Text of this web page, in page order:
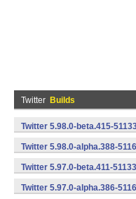
Twitter Builds
Twitter 5.98.0-beta.415-
Twitter 5.98.0-alpha.388-
Twitter 5.97.0-beta.411-
Twitter 5.97.0-alpha.386-